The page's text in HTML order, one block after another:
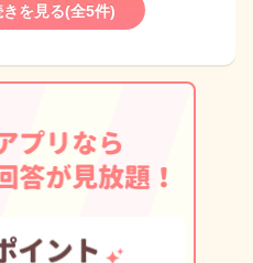
を見る(全5件)